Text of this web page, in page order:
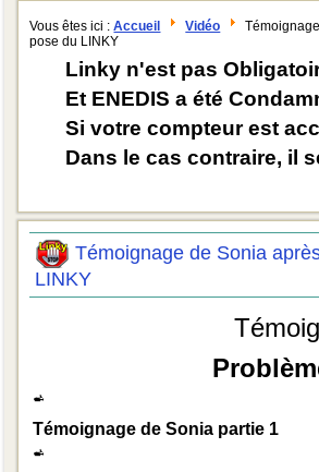
Vous êtes ici :Accueil Vidéo
pose du LINKY
Linky n'est pas
Et ENEDIS a été
Si votre compteur est
Dans le cas contraire, il
Témoignage de Sonia
LINKY
Témoignage de Sonia partie 1